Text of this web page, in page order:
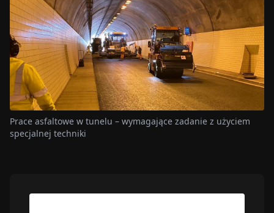
Prace asfaltowe w tunelu – wymagające zadanie z użyciem
specjalnej techniki